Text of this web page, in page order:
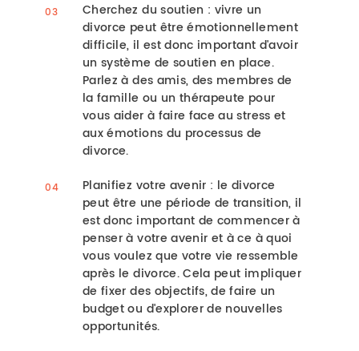
Cherchez du soutien : vivre un
divorce peut être émotionnellement
difficile, il est donc important d'avoir
un système de soutien en place.
Parlez à des amis, des membres de
la famille ou un thérapeute pour
vous aider à faire face au stress et
aux émotions du processus de
divorce.
Planifiez votre avenir : le divorce
peut être une période de transition, il
est donc important de commencer à
penser à votre avenir et à ce à quoi
vous voulez que votre vie ressemble
après le divorce. Cela peut impliquer
de fixer des objectifs, de faire un
budget ou d'explorer de nouvelles
opportunités.